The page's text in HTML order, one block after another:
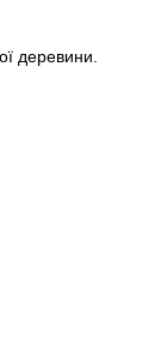
деревини.